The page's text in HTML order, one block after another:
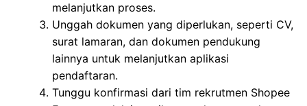
melanjutkan proses.
Unggah dokumen yang diperlukan, seperti CV,
surat lamaran, dan dokumen pendukung
lainnya untuk melanjutkan aplikasi
pendaftaran.
Tunggu konfirmasi dari tim rekrutmen Shopee